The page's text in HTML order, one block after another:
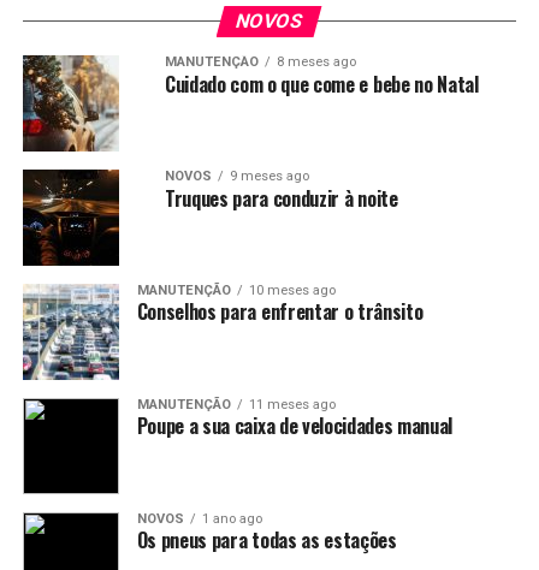
NOVOS
MANUTENÇÃO 8 meses ago
Cuidado com o que come e bebe no Natal
NOVOS 9 meses ago
Truques para conduzir à noite
MANUTENÇÃO 10 meses ago
Conselhos para enfrentar o trânsito
MANUTENÇÃO 11 meses ago
Poupe a sua caixa de velocidades manual
NOVOS 1 ano ago
Os pneus para todas as estações